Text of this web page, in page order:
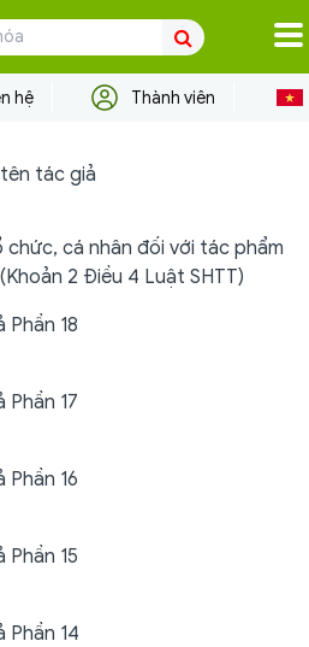
hệ Thành viên
tác giả
chức, cá nhân đối với tác phẩm
2 Điều 4 Luật SHTT)
Phần 18
Phần 17
Phần 16
Phần 15
Phần 14